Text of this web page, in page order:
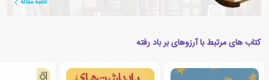
ادامه مقاله
کتاب های مرتبط با آرزوهای بر باد رفته